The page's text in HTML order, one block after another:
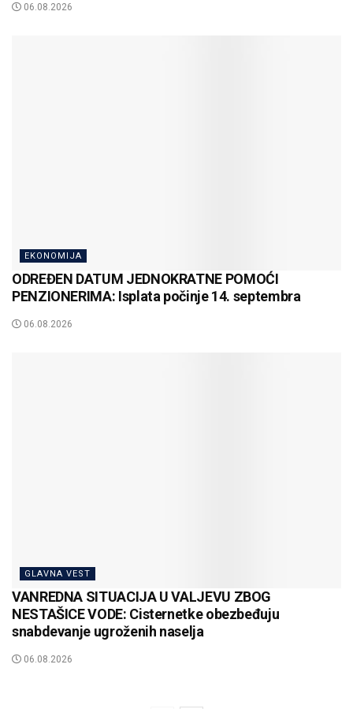
06.08.2026
EKONOMIJA
ODREĐEN DATUM JEDNOKRATNE POMOĆI
PENZIONERIMA: Isplata počinje 14. septembra
06.08.2026
GLAVNA VEST
VANREDNA SITUACIJA U VALJEVU ZBOG
NESTAŠICE VODE: Cisternetke obezbeđuju
snabdevanje ugroženih naselja
06.08.2026